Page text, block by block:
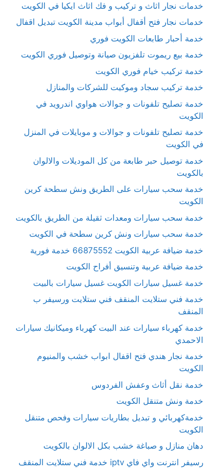
خدمات نجار اثاث و تركيب و فك اثاث ايكيا في الكويت
خدمات نجار فتح أقفال أبواب مدينة الكويت تبديل اقفال
خدمة أحبار طابعات الكويت فوري
خدمة بيع ريموت تلفزيون صيانة وتوصيل فوري الكويت
خدمة تركيب خيام فوري الكويت
خدمة تركيب سجاد وموكيت للشركات والمنازل
خدمة تصليح تلفونات و جوالات هواوي اندرويد في
الكويت
خدمة تصليح تلفونات و جوالات و موبايلات في المنزل
في الكويت
خدمة توصيل حبر طابعة من كل الموديلات والالوان
بالكويت
خدمة سحب سيارات على الطريق ونش سطحة كرين
الكويت
خدمة سحب سيارات ومعدات ثقيلة من الطريق بالكويت
خدمة سحب سيارات ونش كرين سطحة في الكويت
خدمة ضيافة عربية الكويت 66875552 خدمة فورية
خدمة ضيافة عربية وتنسيق أفراح الكويت
خدمة غسيل سيارات الكويت غسيل سيارات بالبيت
خدمة فني ستلايت المنقف فني ستلايت ورسيفر ب
المنقف
خدمة كهرباء سيارات عند البيت كهرباء وميكانيك سيارات
الاحمدي
خدمة نجار هندي فتح اقفال ابواب خشب والمنيوم
الكويت
خدمة نقل أثاث وعفش الفردوس
خدمة ونش متنقل الكويت
خدمةكهربائي و تبديل بطاريات سيارات وفحص متنقل
الكويت
دهان منازل و صباغة خشب بكل الالوان بالكويت
رسيفر انترنت واي فاي iptv خدمة فني ستلايت المنقف